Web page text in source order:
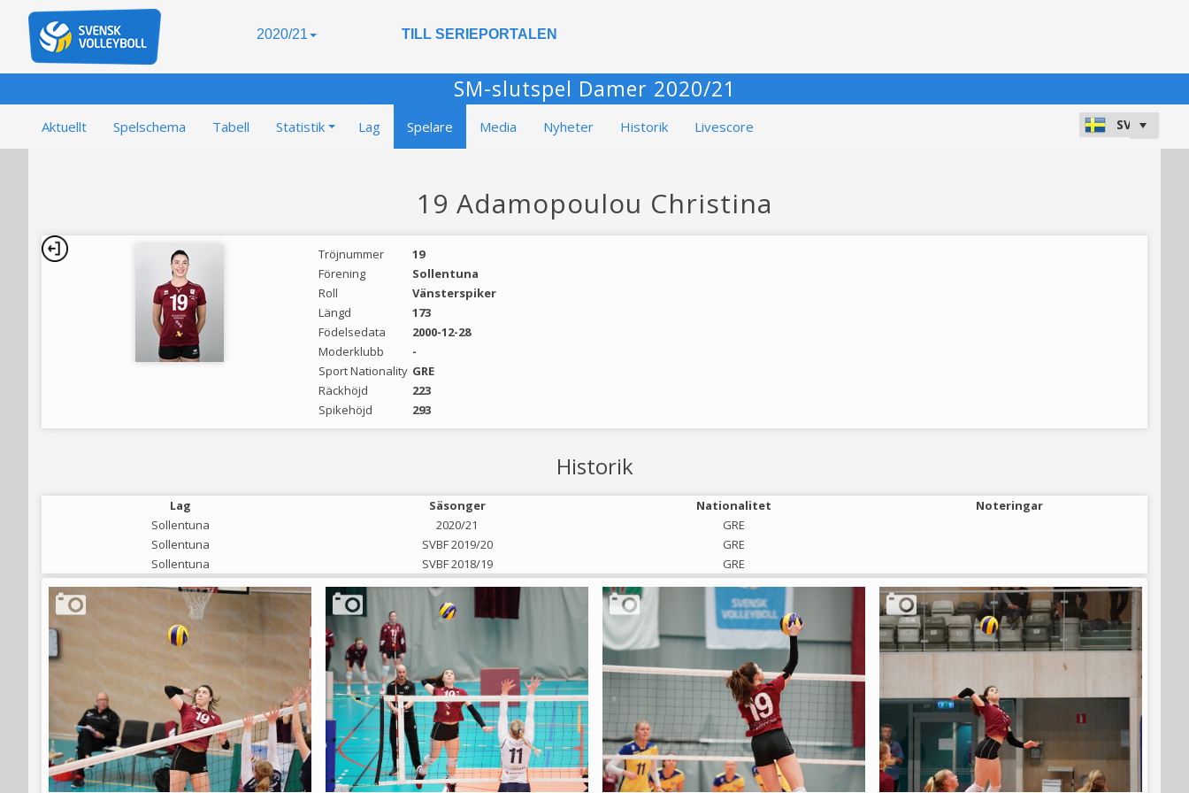
2020/21 TILL SERIEPORTALEN
SM-slutspel Damer 2020/21
Aktuellt Spelschema Tabell Statistik Lag Spelare Media Nyheter Historik Livescore
19 Adamopoulou Christina
Tröjnummer
19
Förening
Sollentuna
Roll
Vänsterspiker
Längd
173
Födelsedata
2000-12-28
Moderklubb
-
Sport Nationality GRE
Räckhöjd
223
Spikehöjd
293
Historik
Lag Säsonger Nationalitet
Noteringar
Sollentuna
2020/21
GRE
Sollentuna
SVBF 2019/20
GRE
Sollentuna
SVBF 2018/19 GRE